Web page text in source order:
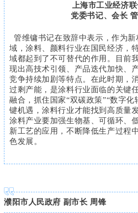
上海市工业经济
党委书记、会长
管维镛书记在致辞中表示，作为
域，涂料、颜料行业在国民经济，
域都起到了不可替代的作用。目前
现出高技术引领、产品迭代加快、
竞争持续加剧等特点。在此时期，
过剩产能，是涂料行业面临的关键
融合，抓住国家“双碳政策”“数字化
键机遇，涂料行业才能找到高质量
涂料产业要加强生物基、可循环、
新工艺的应用，不断降低生产过程
色发展。
濮阳市人民政府 副市长 周锋